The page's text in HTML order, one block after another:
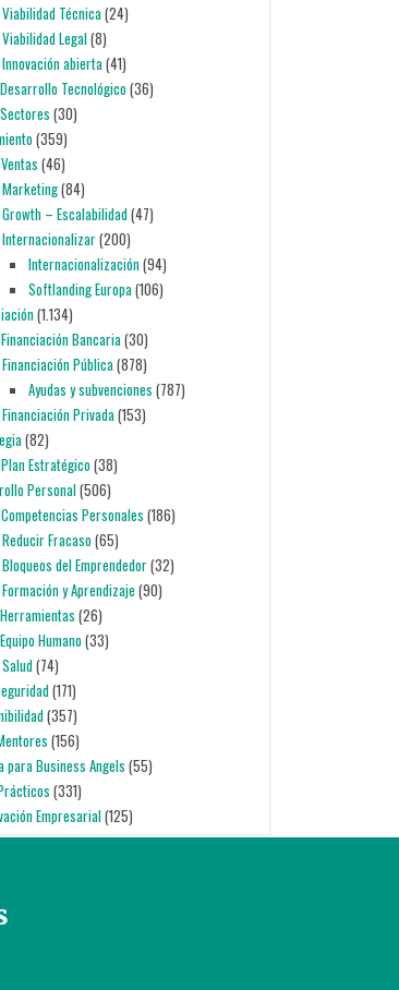
Técnica(24)
Legal(8)
abierta(41)
Tecnológico(36)
(30)
(359)
(46)
(84)
– Escalabilidad(47)
Internacionalizar(200)
Internacionalización(94)
Softlanding Europa(106)
(1.134)
Bancaria(30)
Pública(878)
Ayudas y subvenciones (787)
Privada(153)
(82)
Estratégico(38)
Personal(506)
Personales (186)
Fracaso(65)
del Emprendedor(32)
y Aprendizaje(90)
(26)
Humano(33)
(74)
(171)
(357)
(156)
para Business Angels (55)
(331)
Empresarial(125)